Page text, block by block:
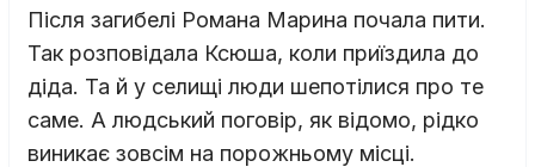
Після загибелі Романа Марина почала пити.
Так розповідала Ксюша, коли приїздила до
діда. Та й у селищі люди шепотілися про те
саме. А людський поговір, як відомо, рідко
виникає зовсім на порожньому місці.